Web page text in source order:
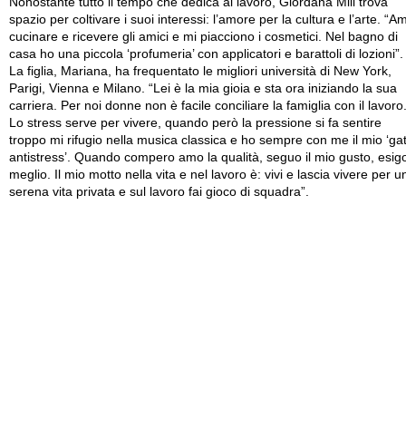
spazio per coltivare i suoi interessi: l’amore per la cultura e l’arte.
cucinare e ricevere gli amici e mi piacciono i cosmetici. Nel bagno di
casa ho una piccola ‘profumeria’ con applicatori e barattoli di lozioni”.
La figlia, Mariana, ha frequentato le migliori università di New York,
Parigi, Vienna e Milano. “Lei è la mia gioia e sta ora iniziando la sua
carriera. Per noi donne non è facile conciliare la famiglia con il lavoro.
Lo stress serve per vivere, quando però la pressione si fa sentire
troppo mi rifugio nella musica classica e ho sempre con me il mio
antistress’. Quando compero amo la qualità, seguo il mio gusto,
meglio. Il mio motto nella vita e nel lavoro è: vivi e lascia vivere per
serena vita privata e sul lavoro fai gioco di squadra”.